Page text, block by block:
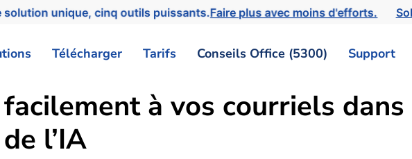
unique, cinq outils puissants.Faire plus avec moins d'efforts.
Télécharger Tarifs Conseils Office (5300) Support
facilement à vos courriels
l’IA